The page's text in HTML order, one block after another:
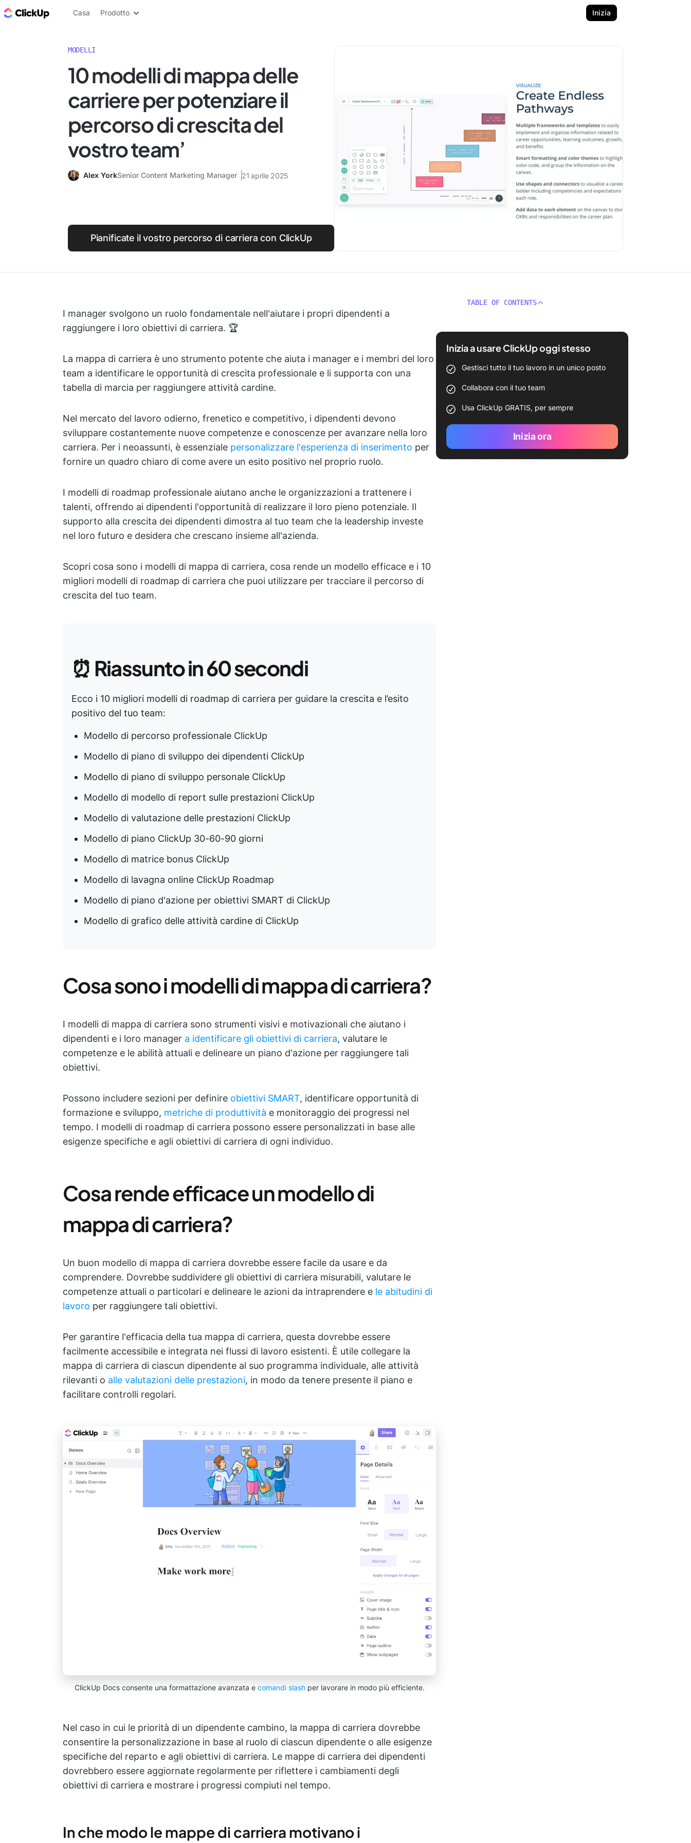
Blog di ClickUp
Casa Prodotto Inizia
MODELLI
10 modelli di mappa delle
carriere per potenziare il
percorso di crescita del
vostro team’
Alex YorkSenior Content Marketing Manager 21 aprile 2025
Pianificate il vostro percorso di carriera con ClickUp
I manager svolgono un ruolo fondamentale nell'aiutare i propri dipendenti a
raggiungere i loro obiettivi di carriera. 🏆
La mappa di carriera è uno strumento potente che aiuta i manager e i membri del loro
team a identificare le opportunità di crescita professionale e li supporta con una
tabella di marcia per raggiungere attività cardine.
Nel mercato del lavoro odierno, frenetico e competitivo, i dipendenti devono
sviluppare costantemente nuove competenze e conoscenze per avanzare nella loro
carriera. Per i neoassunti, è essenziale personalizzare l'esperienza di inserimento per
fornire un quadro chiaro di come avere un esito positivo nel proprio ruolo.
I modelli di roadmap professionale aiutano anche le organizzazioni a trattenere i
talenti, offrendo ai dipendenti l'opportunità di realizzare il loro pieno potenziale. Il
supporto alla crescita dei dipendenti dimostra al tuo team che la leadership investe
nel loro futuro e desidera che crescano insieme all'azienda.
Scopri cosa sono i modelli di mappa di carriera, cosa rende un modello efficace e i 10
migliori modelli di roadmap di carriera che puoi utilizzare per tracciare il percorso di
crescita del tuo team.
⏰ Riassunto in 60 secondi
Ecco i 10 migliori modelli di roadmap di carriera per guidare la crescita e l’esito
positivo del tuo team:
Modello di percorso professionale ClickUp
Modello di piano di sviluppo dei dipendenti ClickUp
Modello di piano di sviluppo personale ClickUp
Modello di modello di report sulle prestazioni ClickUp
Modello di valutazione delle prestazioni ClickUp
Modello di piano ClickUp 30-60-90 giorni
Modello di matrice bonus ClickUp
Modello di lavagna online ClickUp Roadmap
Modello di piano d'azione per obiettivi SMART di ClickUp
Modello di grafico delle attività cardine di ClickUp
Cosa sono i modelli di mappa di carriera?
I modelli di mappa di carriera sono strumenti visivi e motivazionali che aiutano i
dipendenti e i loro manager a identificare gli obiettivi di carriera, valutare le
competenze e le abilità attuali e delineare un piano d'azione per raggiungere tali
obiettivi.
Possono includere sezioni per definire obiettivi SMART, identificare opportunità di
formazione e sviluppo, metriche di produttività e monitoraggio dei progressi nel
tempo. I modelli di roadmap di carriera possono essere personalizzati in base alle
esigenze specifiche e agli obiettivi di carriera di ogni individuo.
Cosa rende efficace un modello di
mappa di carriera?
Un buon modello di mappa di carriera dovrebbe essere facile da usare e da
comprendere. Dovrebbe suddividere gli obiettivi di carriera misurabili, valutare le
competenze attuali o particolari e delineare le azioni da intraprendere e le abitudini di
lavoro per raggiungere tali obiettivi.
Per garantire l'efficacia della tua mappa di carriera, questa dovrebbe essere
facilmente accessibile e integrata nei flussi di lavoro esistenti. È utile collegare la
mappa di carriera di ciascun dipendente al suo programma individuale, alle attività
rilevanti o alle valutazioni delle prestazioni, in modo da tenere presente il piano e
facilitare controlli regolari.
ClickUp Docs consente una formattazione avanzata e comandi slashper lavorare in modo più efficiente.
Nel caso in cui le priorità di un dipendente cambino, la mappa di carriera dovrebbe
consentire la personalizzazione in base al ruolo di ciascun dipendente o alle esigenze
specifiche del reparto e agli obiettivi di carriera. Le mappe di carriera dei dipendenti
dovrebbero essere aggiornate regolarmente per riflettere i cambiamenti degli
obiettivi di carriera e mostrare i progressi compiuti nel tempo.
In che modo le mappe di carriera motivano i
TABLE OF CONTENTS
Inizia a usare ClickUp oggi stesso
Gestisci tutto il tuo lavoro in un unico posto
Collabora con il tuo team
Usa ClickUp GRATIS, per sempre
Inizia ora